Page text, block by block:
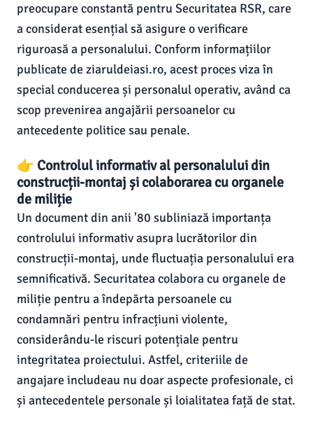
preocupare constantă pentru Securitatea RSR, care
a considerat esențial să asigure o verificare
riguroasă a personalului. Conform informațiilor
publicate de ziaruldeiasi.ro, acest proces viza în
special conducerea și personalul operativ, având ca
scop prevenirea angajării persoanelor cu
antecedente politice sau penale.
👉 Controlul informativ al personalului din
construcții-montaj și colaborarea cu organele
de miliție
Un document din anii '80 subliniază importanța
controlului informativ asupra lucrătorilor din
construcții-montaj, unde fluctuația personalului era
semnificativă. Securitatea colabora cu organele de
miliție pentru a îndepărta persoanele cu
condamnări pentru infracțiuni violente,
considerându-le riscuri potențiale pentru
integritatea proiectului. Astfel, criteriile de
angajare includeau nu doar aspecte profesionale, ci
și antecedentele personale și loialitatea față de stat.